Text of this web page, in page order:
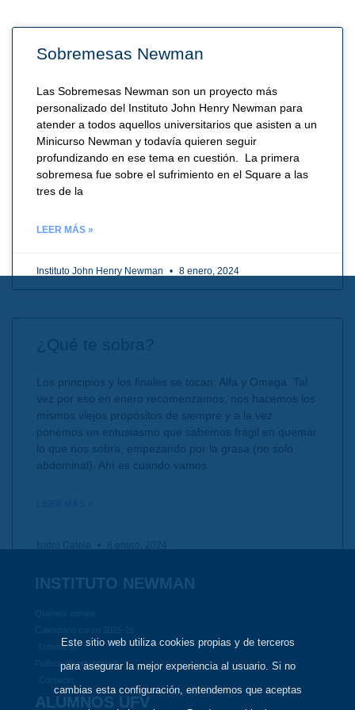
Sobremesas Newman
Las Sobremesas Newman son un proyecto más
personalizado del Instituto John Henry Newman para
atender a todos aquellos universitarios que asisten a un
Minicurso Newman y todavía quieren seguir
profundizando en ese tema en cuestión. La primera
sobremesa fue sobre el sufrimiento en el Square a las
tres de la
LEER MÁS »
Instituto John Henry Newman 8 enero, 2024
¿Qué te sobra?
Los principios y los finales se tocan: Alfa y Omega. Tal
vez por eso en enero recomenzamos, nos hacemos los
mismos viejos propósitos de siempre y a la vez
ponemos un entusiasmo que sabemos frágil en quemar
lo que nos sobra, empezando por la grasa (no solo
abdominal). Ahí es cuando vamos
Isidro Catela 8 enero, 2024
INSTITUTO NEWMAN
Newsletter
Política de privacidad
ALUMNOS UFV
Este sitio web utiliza cookies propias y de terceros
para asegurar la mejor experiencia al usuario. Si no
cambias esta configuración, entendemos que aceptas